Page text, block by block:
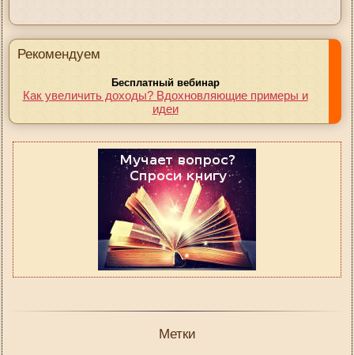
Рекомендуем
Бесплатный вебинар
Как увеличить доходы? Вдохновляющие примеры и
идеи
Метки